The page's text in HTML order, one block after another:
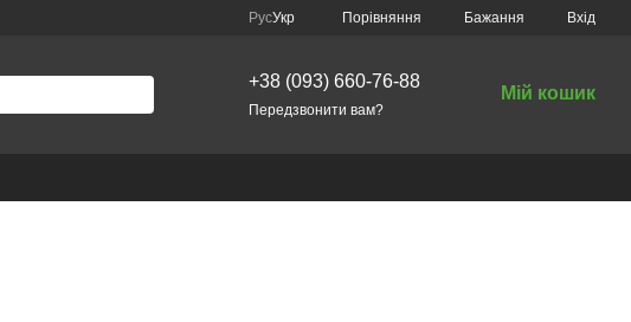
РусУкр Порівняння Бажання Вхід
+38 (093) 660-76-88
Передзвонити вам?
Мій кошик